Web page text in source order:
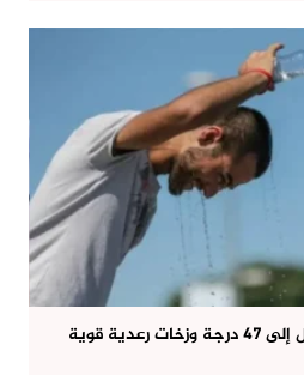
نشرة إنذارية.. موجة حر تصل إلى 47 درجة وزخات رعدية قوية